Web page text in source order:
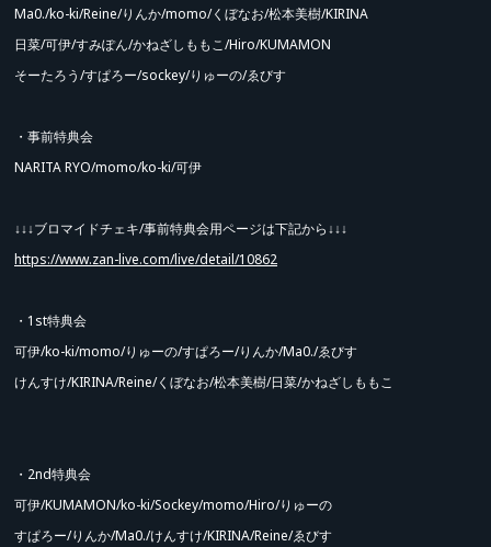
※撮影は演者またはスタッフが行います。
※ピンもしくはツーショットで撮影いただけます。
※お客様同士の特典会券の交換、譲渡、転売は禁止といたします。
※決済エラーが発生した場合、またそれにより完売してしまった場合もこちら
では一切の責任を負いません。
※各在庫についてのお問い合わせはお控えください。
※会場内、会場付近での溜まる行為は禁止となります。
退場いただきますようご協力お願いいたします。
指示に従わない場合特典会への参加をお断りする場合がございます。状況によ
ってはイベント自体を中止する可能性がございます。
※チケットを購入された方のみでなく、同行者におきましても全ての記載事項
と対象となります。
Ma0./ko-ki/Reine/りんか/momo/くぼなお/松本美樹/KIRINA
日菜/可伊/すみぽん/かねざしももこ/Hiro/KUMAMON
そーたろう/すぱろー/sockey/りゅーの/ゑびす
・事前特典会
NARITA RYO/momo/ko-ki/可伊
↓↓↓ブロマイドチェキ/事前特典会用ページは下記から↓↓↓
https://www.zan-live.com/live/detail/10862
・1st特典会
可伊/ko-ki/momo/りゅーの/すぱろー/りんか/Ma0./ゑびす
けんすけ/KIRINA/Reine/くぼなお/松本美樹/日菜/かねざしももこ
・2nd特典会
可伊/KUMAMON/ko-ki/Sockey/momo/Hiro/りゅーの
すぱろー/りんか/Ma0./けんすけ/KIRINA/Reine/ゑびす